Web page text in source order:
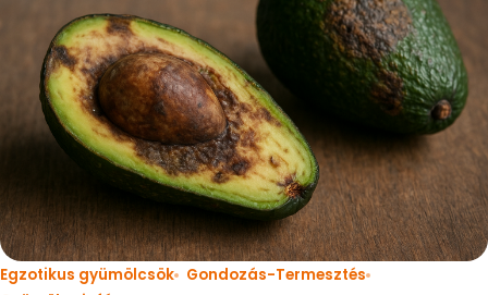
Egzotikus gyümölcsök
Gondozás-Termesztés